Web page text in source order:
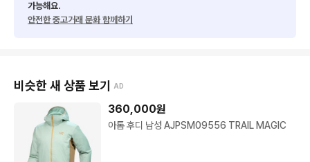
가능해요.
안전한 중고거래 문화 함께하기
비슷한 새 상품 보기 AD
360,000원
아톰 후디 남성 AJPSM09556 TRAIL MAGIC